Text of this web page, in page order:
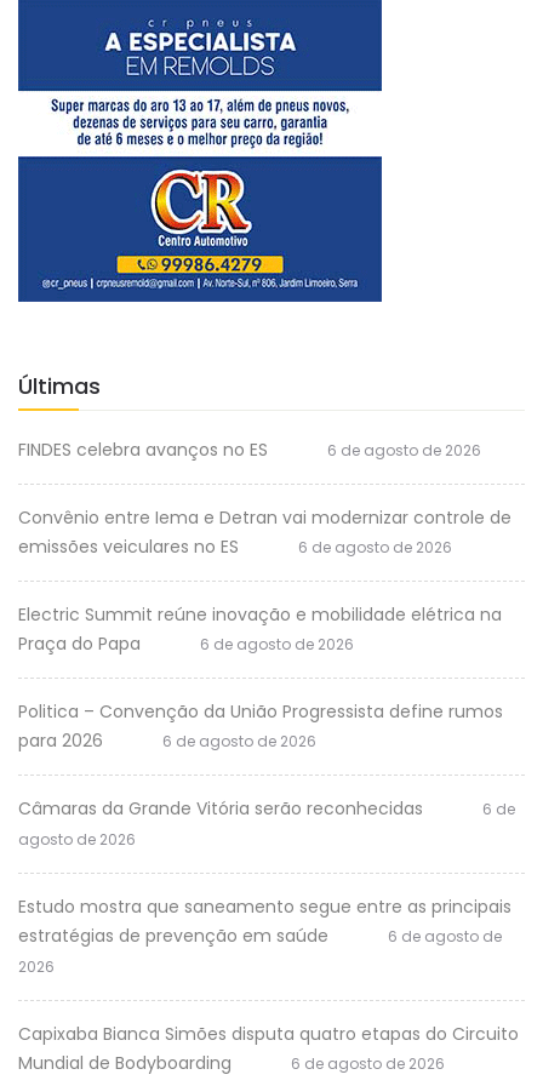
Últimas
FINDES celebra avanços no ES 6 de agosto de 2026
Convênio entre Iema e Detran vai modernizar controle de
emissões veiculares no ES
6 de agosto de 2026
Electric Summit reúne inovação e mobilidade elétrica na
Praça do Papa
6 de agosto de 2026
Politica – Convenção da União Progressista define rumos
para 2026
6 de agosto de 2026
Câmaras da Grande Vitória serão reconhecidas
6 de
agosto de 2026
Estudo mostra que saneamento segue entre as principais
estratégias de prevenção em saúde
6 de agosto de
2026
Capixaba Bianca Simões disputa quatro etapas do Circuito
Mundial de Bodyboarding
6 de agosto de 2026